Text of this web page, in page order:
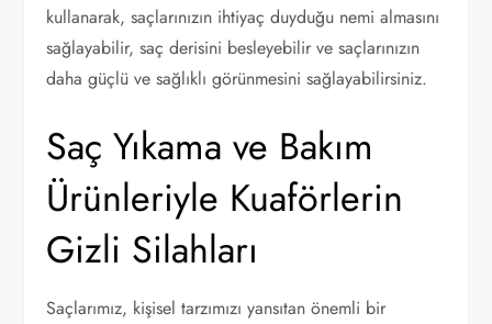
kullanarak, saçlarınızın ihtiyaç duyduğu nemi almasını
sağlayabilir, saç derisini besleyebilir ve saçlarınızın
daha güçlü ve sağlıklı görünmesini sağlayabilirsiniz.
Saç Yıkama ve Bakım
Ürünleriyle Kuaförlerin
Gizli Silahları
Saçlarımız, kişisel tarzımızı yansıtan önemli bir